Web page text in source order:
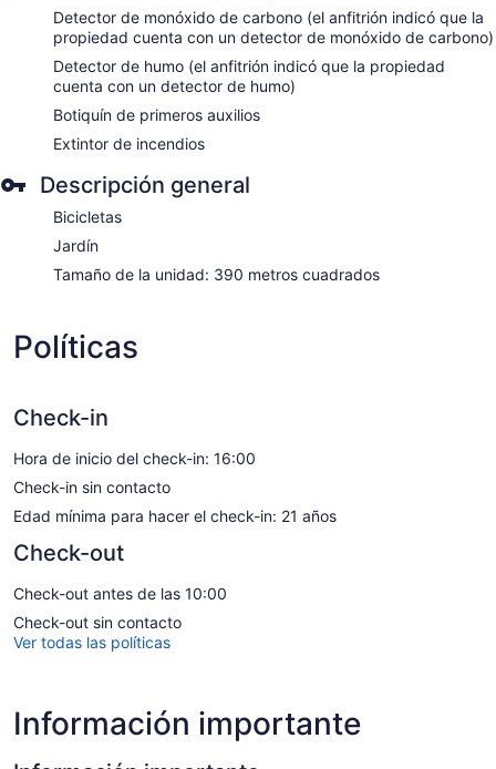
Detector de monóxido de carbono (el anfitrión indicó que la
propiedad cuenta con un detector de monóxido de carbono)
Detector de humo (el anfitrión indicó que la propiedad
cuenta con un detector de humo)
Botiquín de primeros auxilios
Extintor de incendios
Descripción general
Bicicletas
Jardín
Tamaño de la unidad: 390 metros cuadrados
Políticas
Check-in
Hora de inicio del check-in: 16:00
Check-in sin contacto
Edad mínima para hacer el check-in: 21 años
Check-out
Check-out antes de las 10:00
Check-out sin contacto
Ver todas las políticas
Información importante